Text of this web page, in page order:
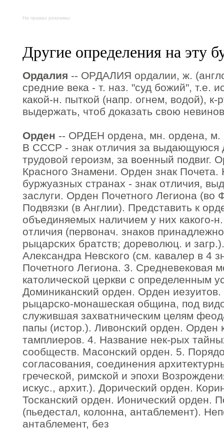
На правах рекламы:
Другие определения на эту
Ордалия -- ОРДАЛИЯ ордалии, ж.
средние века - т. наз. "суд божий", т.е.
какой-н. пыткой (напр. огнем, водой),
выдержать, чтоб доказать свою
Орден -- ОРДЕН ордена, мн. ордена, м.
В СССР - знак отличия за выдающуюся
трудовой героизм, за военный подвиг.
Красного Знамени. Орден знак Почета.
буржуазных странах - знак отличия,
заслуги. Орден Почетного Легиона (во
Подвязки (в Англии). Представить к
объединяемых наличием у них какого-
отличия (первонач. знаков
рыцарских братств; дореволюц. и
Александра Невского (см. кавалер в 4
Почетного Легиона. 3. Средневековая
католической церкви с определенным
Доминиканский орден. Орден
рыцарско-монашеская община, под
служившая захватническим целям
папы (истор.). Ливонский орден. Орден
тамплиеров. 4. Название нек-рых
сообществ. Масонский орден. 5.
согласования, соединения
греческой, римской и эпохи
искус., архит.). Дорический орден.
Тосканский орден. Ионический орден.
(пьедестал, колонна, антаблемент).
антаблемент, без